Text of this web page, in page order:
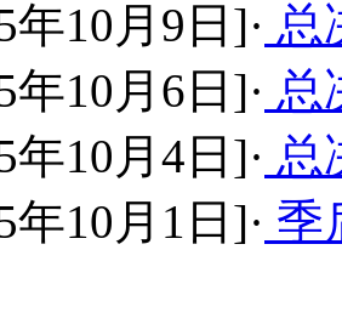
年10月9日]· 总
年10月6日]· 总
年10月4日]· 总
年10月1日]· 季